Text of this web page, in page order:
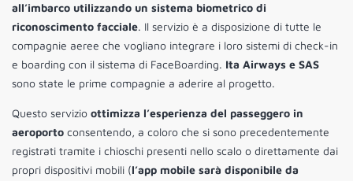
all’imbarco utilizzando un sistema biometrico di
riconoscimento facciale. Il servizio è a disposizione di tutte le
compagnie aeree che vogliano integrare i loro sistemi di check-in
e boarding con il sistema di FaceBoarding. Ita Airways e SAS
sono state le prime compagnie a aderire al progetto.
Questo servizio ottimizza l’esperienza del passeggero in
aeroporto consentendo, a coloro che si sono precedentemente
registrati tramite i chioschi presenti nello scalo o direttamente dai
propri dispositivi mobili (l’app mobile sarà disponibile da